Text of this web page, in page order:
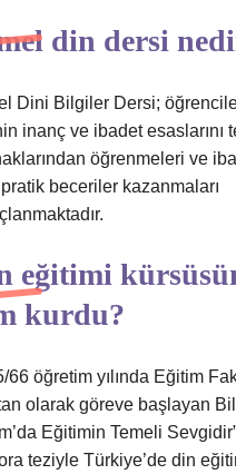
din dersi
Dini Bilgiler Dersi;
inanç ve ibadet esaslarını
öğrenmeleri ve
beceriler kazanmaları
eğitimi
kurdu?
66 öğretim yılında Eğitim
olarak göreve başlayan
Eğitimin Temeli
teziyle Türkiye’de din